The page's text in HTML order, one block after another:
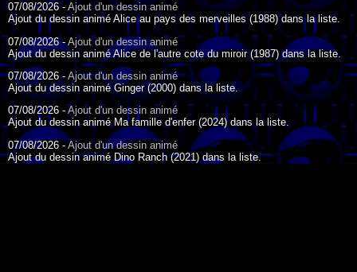
07/08/2026 -Ajout d'un dessin animé
Ajout du dessin animé Alice au pays des merveilles (1988) dans la liste.
07/08/2026 -Ajout d'un dessin animé
Ajout du dessin animé Alice de l'autre cote du miroir (1987) dans la liste.
07/08/2026 - Ajout d'un dessin animé
Ajout du dessin animé Ginger (2000) dans la liste.
07/08/2026 - Ajout d'un dessin animé
Ajout du dessin animé Ma famille d'enfer (2024) dans la liste.
07/08/2026 -Ajout d'un dessin animé
Ajout du dessin animé Dino Ranch (2021) dans la liste.